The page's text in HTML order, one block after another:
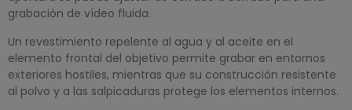
grabación de vídeo fluida.
Un revestimiento repelente al agua y al aceite en el
elemento frontal del objetivo permite grabar en entornos
exteriores hostiles, mientras que su construcción resistente
al polvo y a las salpicaduras protege los elementos internos.